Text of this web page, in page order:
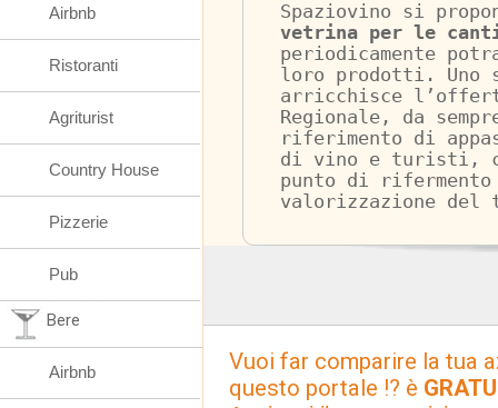
Spaziovino si
vetrina per le
periodicamente
loro prodotti. Uno
arricchisce
Regionale, da
riferimento di
di vino e turisti,
punto di
valorizzazione
Vuoi far comparire la tua
questo portale !? è
Airbnb
Ristoranti
Agriturist
Country House
Pizzerie
Pub
Bere
Airbnb